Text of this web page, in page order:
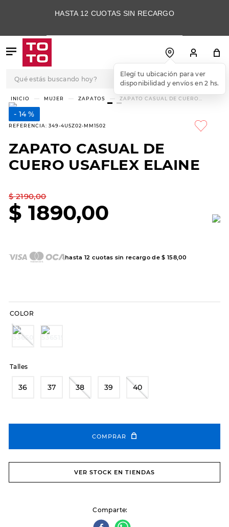
HASTA 12 CUOTAS SIN RECARGO
Elegí tu ubicación para ver
disponibilidad y envíos en 2 hs.
MUJER ZAPATOS
ZAPATO CASUAL DE CUERO
USAFLEX ELAINE
14 %
REFERENCIA: 349-4U5Z02-MM1502
ZAPATO CASUAL DE
CUERO USAFLEX ELAINE
$ 2190,00
$ 1890,00
hasta 12 cuotas sin recargo de$ 158,00
COLOR
Talles
36 37 38 39 40
COMPRAR
VER STOCK EN TIENDAS
Comparte
TÉRMINOS MÁS
BUSCADOS
3.
skechers slip-ins